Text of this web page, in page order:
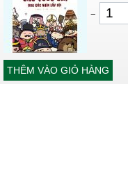
−
THÊM VÀO GIỎ HÀNG